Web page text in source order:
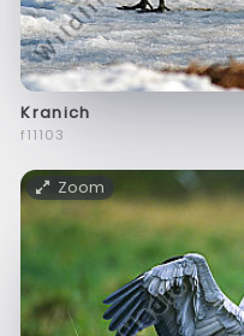
Kranich
f11103
Zoom